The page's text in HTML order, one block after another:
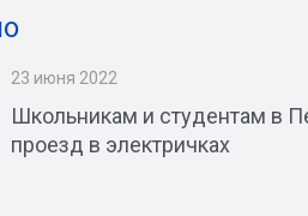
23 июня 2022
Школьникам и студентам в
проезд в электричках